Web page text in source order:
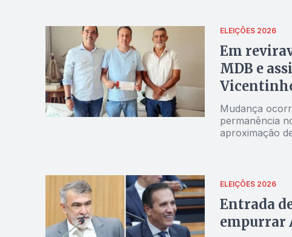
ELEIÇÕES 2026
Em
MDB e
Mudança
permanência
aproximação
ELEIÇÕES 2026
Entrada
empurrar